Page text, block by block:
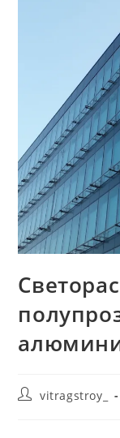
Авторvitragstroy_